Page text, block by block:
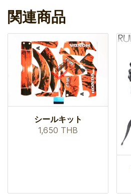
関連商品
シールキット
1,650 THB